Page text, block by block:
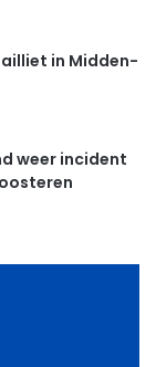
in Midden-
weer incident